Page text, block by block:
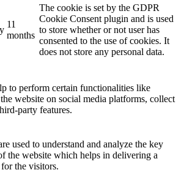
11
months
The cookie is set by the GDPR
Cookie Consent plugin and is used
to store whether or not user has
consented to the use of cookies. It
does not store any personal data.
to perform certain functionalities like
website on social media platforms, collect
party features.
used to understand and analyze the key
the website which helps in delivering a
the visitors.